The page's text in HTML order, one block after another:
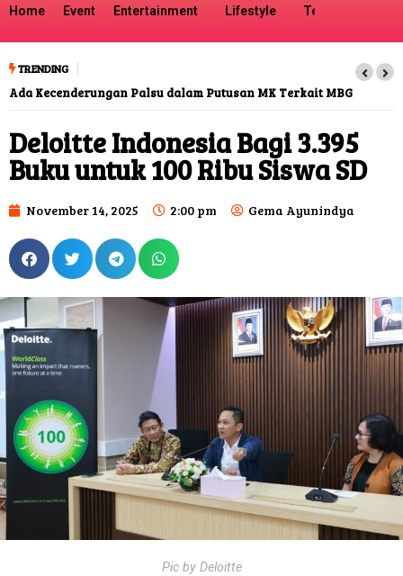
Home Event Entertainment Lifestyle Tech
TRENDING
Ada Kecenderungan Palsu dalam Putusan MK Terkait MBG
Deloitte Indonesia Bagi 3.395
Buku untuk 100 Ribu Siswa SD
November 14, 2025 2:00 pm Gema Ayunindya
Pic by Deloitte